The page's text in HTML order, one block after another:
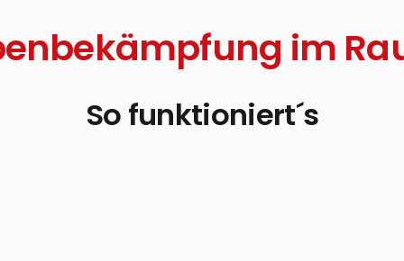
im
So funktioniert´s